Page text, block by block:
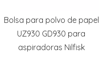
Bolsa para polvo de papel
UZ930 GD930 para
aspiradoras Nilfisk